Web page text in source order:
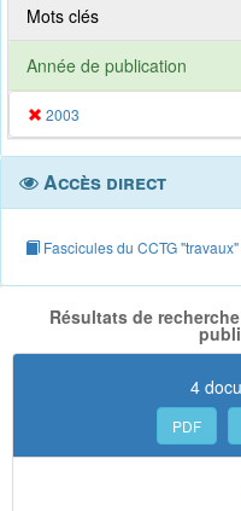
Mots clés
Année de publication
2003
Accès direct
Fascicules du CCTG
Résultats de
4
PDF